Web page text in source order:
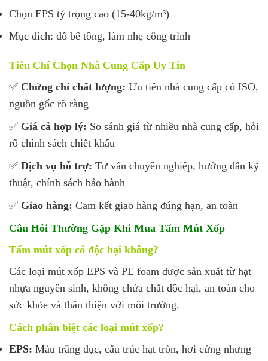
Chọn EPS tỷ trọng cao (15-40kg/m³)
Mục đích: đổ bê tông, làm nhẹ công trình
Tiêu Chí Chọn Nhà Cung Cấp Uy Tín
✅ Chứng chỉ chất lượng: Ưu tiên nhà cung cấp có ISO,
nguồn gốc rõ ràng
✅ Giá cả hợp lý: So sánh giá từ nhiều nhà cung cấp, hỏi
rõ chính sách chiết khấu
✅ Dịch vụ hỗ trợ: Tư vấn chuyên nghiệp, hướng dẫn kỹ
thuật, chính sách bảo hành
✅ Giao hàng: Cam kết giao hàng đúng hạn, an toàn
Câu Hỏi Thường Gặp Khi Mua Tấm Mút Xốp
Tấm mút xốp có độc hại không?
Các loại mút xốp EPS và PE foam được sản xuất từ hạt
nhựa nguyên sinh, không chứa chất độc hại, an toàn cho
sức khỏe và thân thiện với môi trường.
Cách phân biệt các loại mút xốp?
EPS: Màu trắng đục, cấu trúc hạt tròn, hơi cứng nhưng